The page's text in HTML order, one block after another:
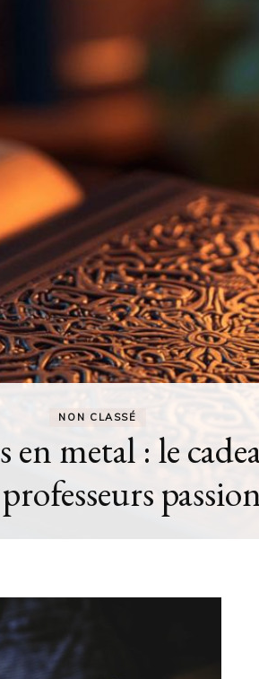
HISTOIRES
dans
rencontre la